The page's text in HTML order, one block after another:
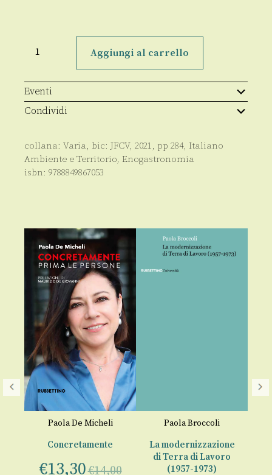
Aggiungi al carrello
Eventi
Condividi
collana: Varia, bic: JFCV, 2021, pp 284, Italiano
Ambiente e Territorio, Enogastronomia
isbn: 9788849867053
Paola De Micheli
Concretamente
€13,30€14,00
Paola Broccoli
La modernizzazione
di Terra di Lavoro
(1957-1973)